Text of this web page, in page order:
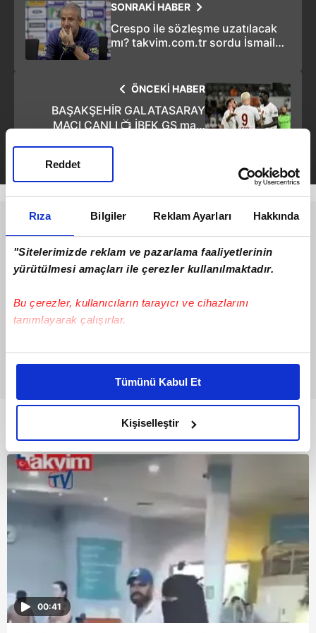
Rıza Bilgiler Reklam Ayarları Hakkında
"Sitelerimizde reklam ve pazarlama faaliyetlerinin
yürütülmesi amaçları ile çerezler kullanılmaktadır.
Bu çerezler, kullanıcıların tarayıcı ve cihazlarını
tanımlayarak çalışırlar.
Bu çerezlere izin vermeniz halinde sizlere özel
daha iyi reklam deneyimi yaşatabiliriz. Bunu yaparken
amacımızın size daha iyi bir reklam deneyimi sunmak
olduğunu ve sizlere en iyi içerikleri sunabilmek adına
elimizden gelen çabayı gösterdiğimizi ve bu noktada,
reklamların maliyetlerimizi karşılamak noktasında tek gelir
kalemimiz olduğunu sizlere hatırlatmak isteriz.
Her halükârda, kullanıcılar, bu çerezlere izin vermedikleri
takdirde, kullanıcılara hedefli reklamlar
gösterilmeyecektir."
Sizlere daha iyi bir hizmet sunabilmek için İnternet
Sitemizde kendimize ve üçüncü kişilere ait çerezler
kullanılmaktadır. Bu çerezler vasıtasıyla çeşitli kişisel
verileriniz işlenmekte olup gerekli olan çerezler bilgi
Tümünü Kabul Et
Kişiselleştir
Reddet
SONRAKİ HABER
Crespo ile sözleşme uzatılacak
mı? takvim.com.tr sordu İsmail
ÖNCEKİ HABER
BAŞAKŞEHİR GALATASARAY
MAÇI CANLI 📺 İBFK GS maçı
canlı, maç kaç kaç, canlı anlatımlı
maç özeti ⚽️ (VİDEO HABER)
Bunlar da Var
00:41